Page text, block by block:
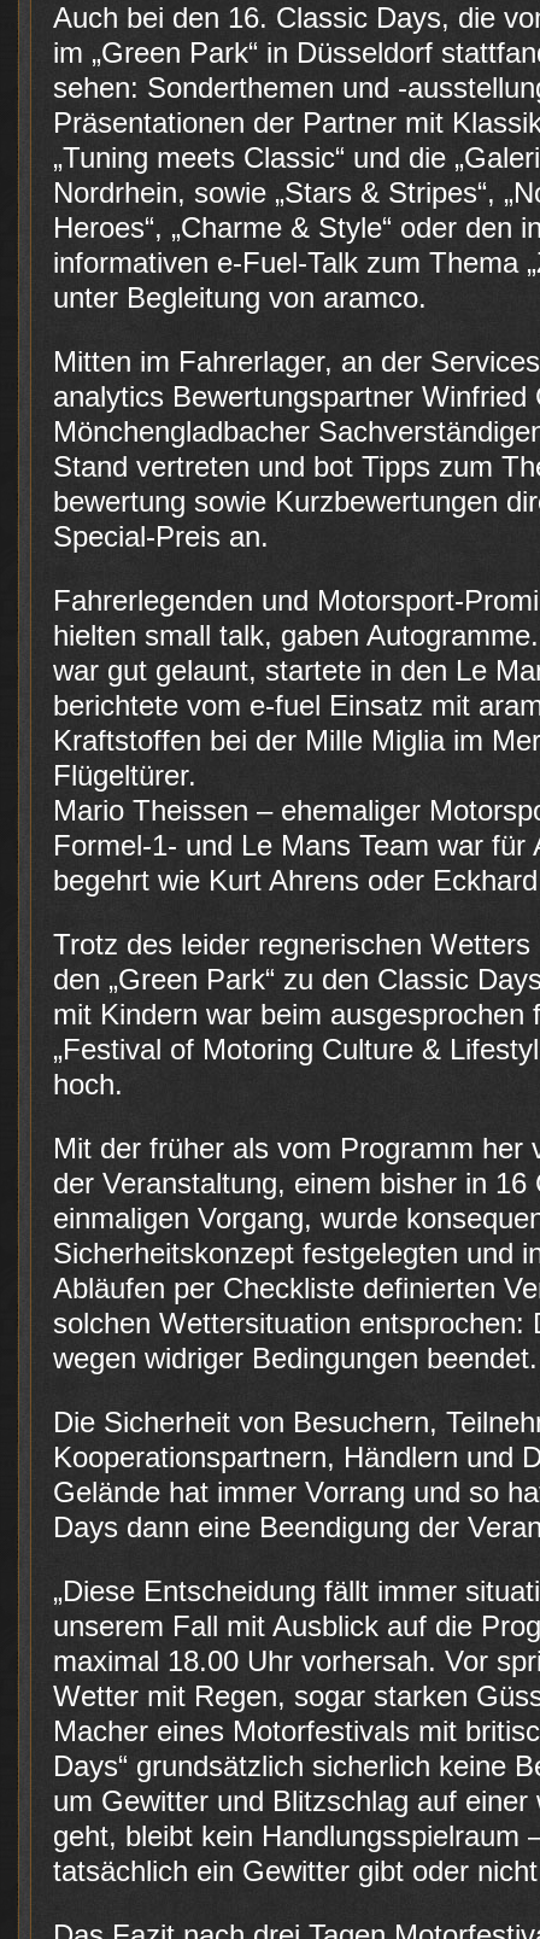
Auch bei den 16. Classic Days, die
im „Green Park“ in Düsseldorf
sehen: Sonderthemen und -
Präsentationen der Partner mit
„Tuning meets Classic“ und die
Nordrhein, sowie „Stars & Stripes“,
Heroes“, „Charme & Style“ oder den
informativen e-Fuel-Talk zum Thema
unter Begleitung von aramco.
Mitten im Fahrerlager, an der
analytics Bewertungspartner Winfried
Mönchengladbacher
Stand vertreten und bot Tipps zum
bewertung sowie Kurzbewertungen
Special-Preis an.
Fahrerlegenden und Motorsport-
hielten small talk, gaben
war gut gelaunt, startete in den Le
berichtete vom e-fuel Einsatz mit
Kraftstoffen bei der Mille Miglia im
Flügeltürer.
Mario Theissen – ehemaliger
Formel-1- und Le Mans Team war für
begehrt wie Kurt Ahrens oder
Trotz des leider regnerischen
den „Green Park“ zu den Classic
mit Kindern war beim ausgesprochen
„Festival of Motoring Culture &
hoch.
Mit der früher als vom Programm her
der Veranstaltung, einem bisher in
einmaligen Vorgang, wurde
Sicherheitskonzept festgelegten und
Abläufen per Checkliste definierten
solchen Wettersituation entsprochen:
wegen widriger Bedingungen beendet.
Die Sicherheit von Besuchern,
Kooperationspartnern, Händlern und
Gelände hat immer Vorrang und so
Days dann eine Beendigung der
„Diese Entscheidung fällt immer
unserem Fall mit Ausblick auf die
maximal 18.00 Uhr vorhersah. Vor
Wetter mit Regen, sogar starken
Macher eines Motorfestivals mit
Days“ grundsätzlich sicherlich keine
um Gewitter und Blitzschlag auf
geht, bleibt kein Handlungsspielraum
tatsächlich ein Gewitter gibt oder